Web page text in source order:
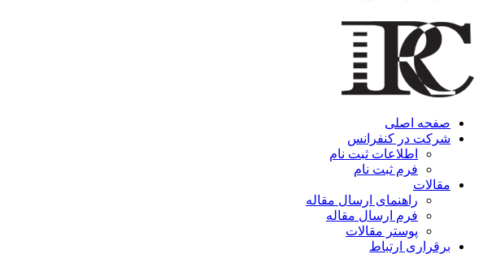
صفحه اصلی
شرکت در کنفرانس
اطلاعات ثبت نام
فرم ثبت نام
مقالات
راهنمای ارسال مقاله
فرم ارسال مقاله
پوستر مقالات
برقراری ارتباط